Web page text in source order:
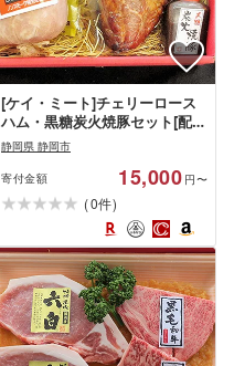
[ケイ・ミート]チェリーロース
ハム・黒糖炭火焼豚セット[配送
不可:北海道・沖縄・離島]◆ | ロ
ースハム ハム 肉の加工品 パッ
ク セット ギフト
静岡県 静岡市
寄付金額 15,000 円〜
(0件)